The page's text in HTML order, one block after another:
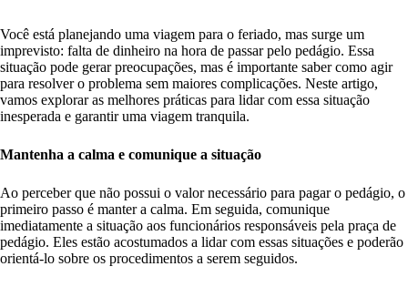
Você está planejando uma viagem para o feriado, mas surge um
imprevisto: falta de dinheiro na hora de passar pelo pedágio. Essa
situação pode gerar preocupações, mas é importante saber como agir
para resolver o problema sem maiores complicações. Neste artigo,
vamos explorar as melhores práticas para lidar com essa situação
inesperada e garantir uma viagem tranquila.
Mantenha a calma e comunique a situação
Ao perceber que não possui o valor necessário para pagar o pedágio, o
primeiro passo é manter a calma. Em seguida, comunique
imediatamente a situação aos funcionários responsáveis pela praça de
pedágio. Eles estão acostumados a lidar com essas situações e poderão
orientá-lo sobre os procedimentos a serem seguidos.